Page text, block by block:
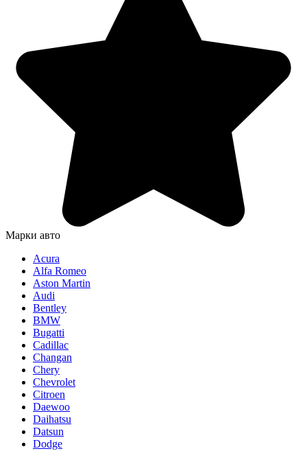
Марки авто
Acura
Alfa Romeo
Aston Martin
Audi
Bentley
BMW
Bugatti
Cadillac
Changan
Chery
Chevrolet
Citroen
Daewoo
Daihatsu
Datsun
Dodge